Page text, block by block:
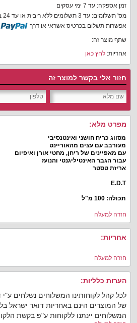
זמן אספקה: עד 7 ימי עסקים
מס' תשלומים: עד 3 תשלומים ללא ריבית או עד 24 בתוספת ריבית
אפשרות תשלום בכרטיס אשראי או דרך
שתף מוצר זה:
אחריות: לחץ כאן
חזור אלי בקשר למוצר זה
מפרט מלא:
מסווג כריח חושני ואינטנסיבי
מעורבב עם עצים מהאוריינט
עם מאפיינים של ריחן, מחטי אורן ואיפיום
עבור הגבר האינטיליגנטי והנועז
אריזת טסטר
E.D.T
תכולה: 100 מ"ל
חזרה למעלה
אחריות:
חזרה למעלה
הערות כלליות:
לכל קהל לקוחותינו המשלוחים נשלחים
של המוצרים הינם באחריות דואר ישראל
המשלוחים יינתנו ללקוחות ע"פ בקשת